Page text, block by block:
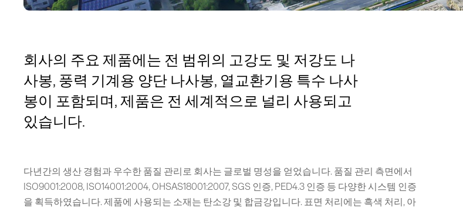
회사의 주요 제품에는 전 범위의 고강도 및 저강도 나
사봉, 풍력 기계용 양단 나사봉, 열교환기용 특수 나사
봉이 포함되며, 제품은 전 세계적으로 널리 사용되고
있습니다.
다년간의 생산 경험과 우수한 품질 관리로 회사는 글로벌 명성을 얻었습니다. 품질 관리 측면에서
ISO9001:2008, ISO14001:2004, OHSAS18001:2007, SGS 인증, PED4.3 인증 등 다양한 시스템 인증
을 획득하였습니다. 제품에 사용되는 소재는 탄소강 및 합금강입니다. 표면 처리에는 흑색 처리, 아